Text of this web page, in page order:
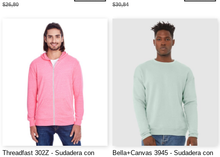
$26,80 $30,84
Threadfast 302Z - Sudadera con
Bella+Canvas 3945 - Sudadera con